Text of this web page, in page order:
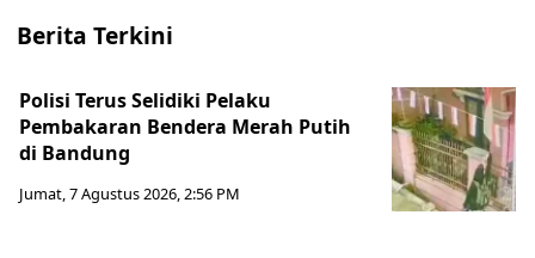
Berita Terkini
Polisi Terus Selidiki Pelaku
Pembakaran Bendera Merah Putih
di Bandung
Jumat, 7 Agustus 2026, 2:56 PM